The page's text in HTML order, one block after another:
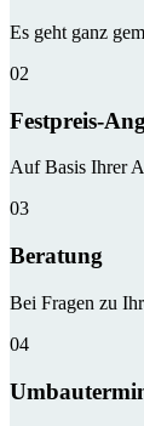
Es geht ganz
02
Festpreis-
Auf Basis Ihrer
03
Beratung
Bei Fragen zu
04